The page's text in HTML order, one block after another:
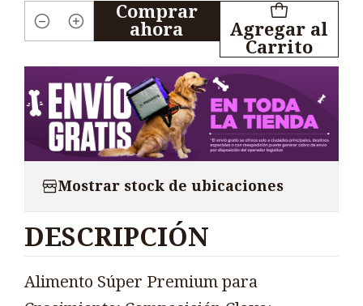
Cantidad
Agregar al
Carrito
Comprar
ahora
Mostrar stock de ubicaciones
DESCRIPCIÓN
Alimento Súper Premium para